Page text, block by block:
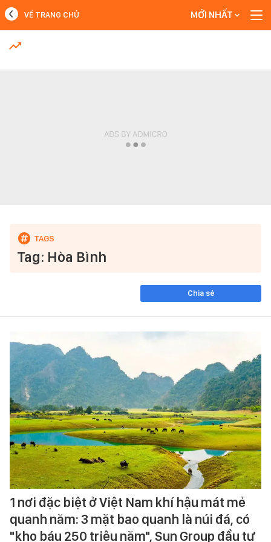
MỚI NHẤT
VỀ TRANG CHỦ MỚI NHẤT
Tag: Hòa Bình
Chia sẻ
1 nơi đặc biệt ở Việt Nam khí hậu mát mẻ
quanh năm: 3 mặt bao quanh là núi đá, có
"kho báu 250 triệu năm", Sun Group đầu tư